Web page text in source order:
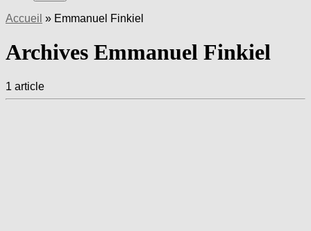
Accueil » Emmanuel Finkiel
Archives Emmanuel Finkiel
1 article